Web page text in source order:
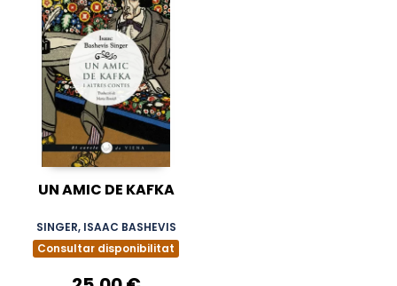
UN AMIC DE KAFKA
SINGER, ISAAC BASHEVIS
Consultar disponibilitat